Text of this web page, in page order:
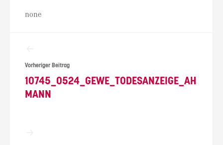
none
Vorheriger Beitrag
10745_0524_GEWE_TODESANZEIGE_AH
MANN